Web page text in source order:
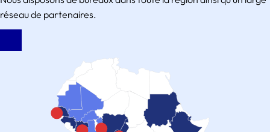
réseau de partenaires.